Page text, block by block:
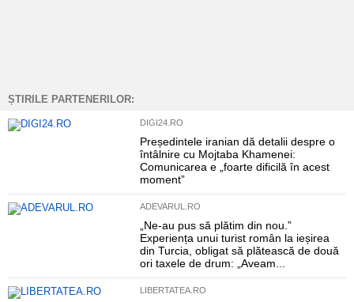
ȘTIRILE PARTENERILOR:
DIGI24.RO
Președintele iranian dă detalii despre o
întâlnire cu Mojtaba Khamenei:
Comunicarea e „foarte dificilă în acest
moment”
ADEVARUL.RO
„Ne-au pus să plătim din nou.”
Experiența unui turist român la ieșirea
din Turcia, obligat să plătească de două
ori taxele de drum: „Aveam...
LIBERTATEA.RO